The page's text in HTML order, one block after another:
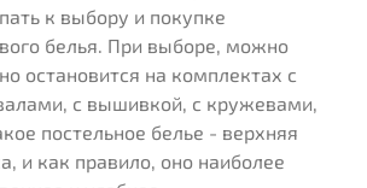
к выбору и покупке
белья. При выборе, можно
остановится на комплектах с
с вышивкой, с кружевами,
постельное белье - верхняя
и как правило, оно наиболее